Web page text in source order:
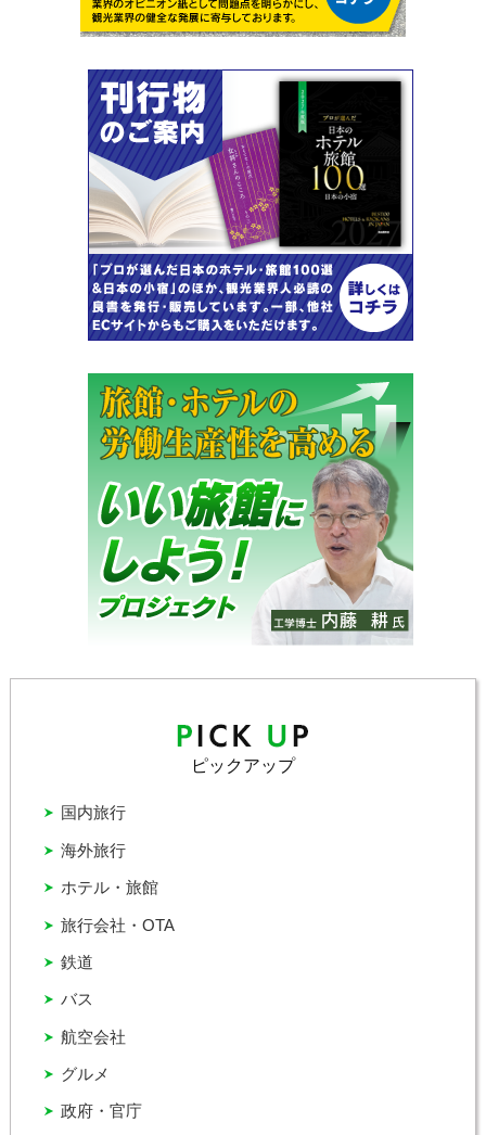
ピックアップ
グルメ
バス
ホテル・旅館
国内旅行
政府・官庁
旅行会社・OTA
海外旅行
航空会社
鉄道